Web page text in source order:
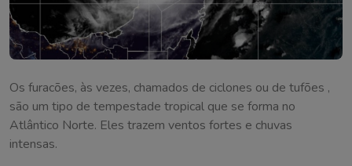
Os furacões, às vezes, chamados de ciclones ou de tufões ,
são um tipo de tempestade tropical que se forma no
Atlântico Norte. Eles trazem ventos fortes e chuvas
intensas.